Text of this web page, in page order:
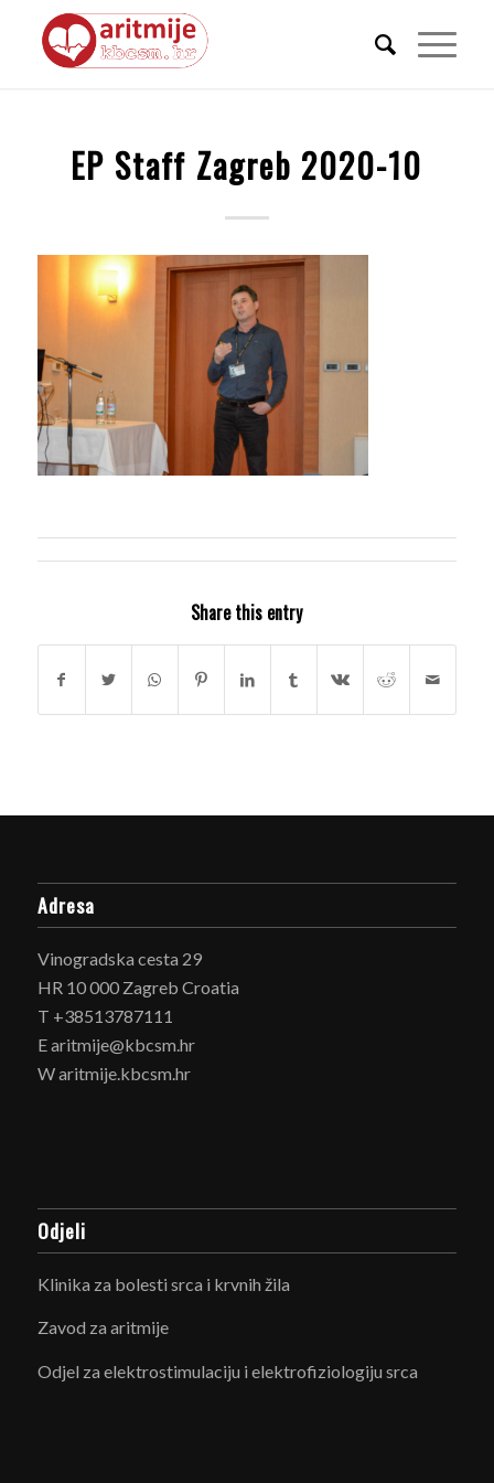
EP Staff Zagreb 2020-10
Share this entry
Adresa
Vinogradska cesta 29
HR 10 000 Zagreb Croatia
T +38513787111
E aritmije@kbcsm.hr
W aritmije.kbcsm.hr
Odjeli
Klinika za bolesti srca i krvnih žila
Zavod za aritmije
Odjel za elektrostimulaciju i elektrofiziologiju srca